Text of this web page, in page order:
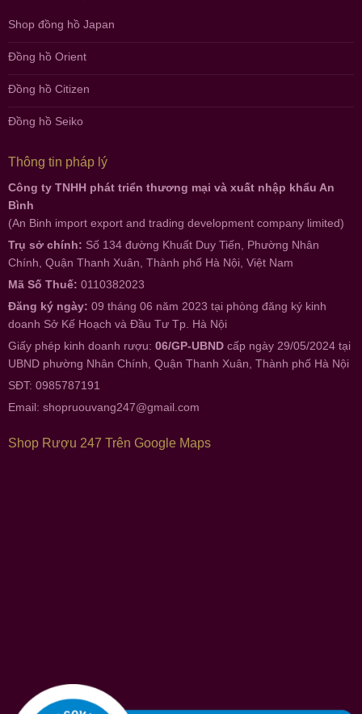
Shop đồng hồ Japan
Đồng hồ Orient
Đồng hồ Citizen
Đồng hồ Seiko
Thông tin pháp lý
Công ty TNHH phát triển thương mại và xuất nhập khẩu An
Bình
(An Binh import export and trading development company limited)
Trụ sở chính: Số 134 đường Khuất Duy Tiến, Phường Nhân
Chính, Quận Thanh Xuân, Thành phố Hà Nội, Việt Nam
Mã Số Thuế: 0110382023
Đăng ký ngày: 09 tháng 06 năm 2023 tại phòng đăng ký kinh
doanh Sở Kế Hoạch và Đầu Tư Tp. Hà Nội
Giấy phép kinh doanh rượu: 06/GP-UBND cấp ngày 29/05/2024 tại
UBND phường Nhân Chính, Quận Thanh Xuân, Thành phố Hà Nội
SĐT: 0985787191
Email: shopruouvang247@gmail.com
Shop Rượu 247 Trên Google Maps